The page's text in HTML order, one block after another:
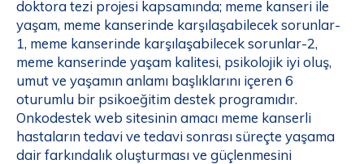
doktora tezi projesi kapsamında; meme kanseri ile
yaşam, meme kanserinde karşılaşabilecek sorunlar-
1, meme kanserinde karşılaşabilecek sorunlar-2,
meme kanserinde yaşam kalitesi, psikolojik iyi oluş,
umut ve yaşamın anlamı başlıklarını içeren 6
oturumlu bir psikoeğitim destek programıdır.
Onkodestek web sitesinin amacı meme kanserli
hastaların tedavi ve tedavi sonrası süreçte yaşama
dair farkındalık oluşturması ve güçlenmesini